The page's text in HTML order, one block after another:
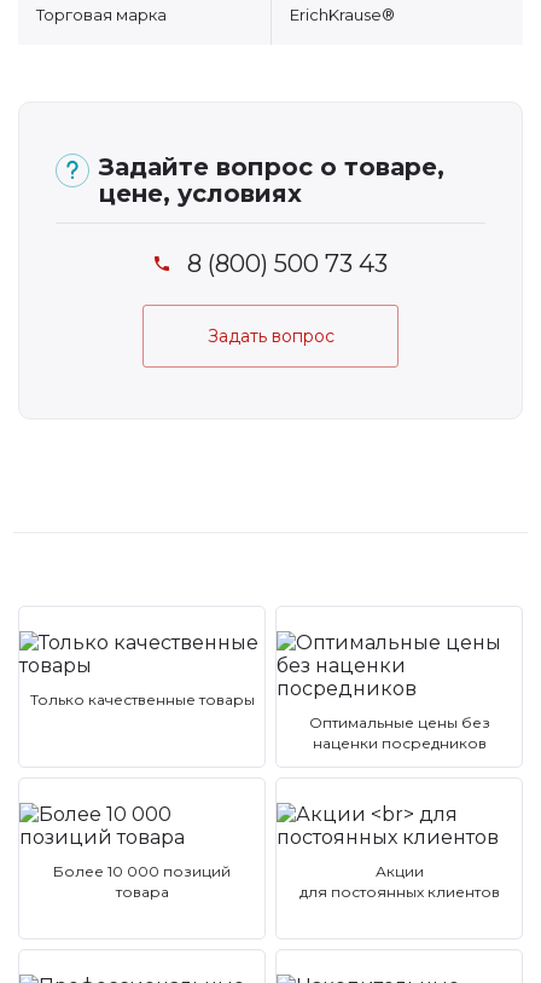
Торговая марка ErichKrause®
Задайте вопрос о товаре,
цене, условиях
8 (800) 500 73 43
Задать вопрос
Только качественные товары
Оптимальные цены без
наценки посредников
Более 10 000 позиций
товара
Акции
для постоянных клиентов